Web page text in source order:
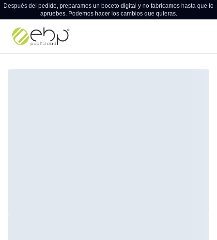
Después del pedido, preparamos un boceto digital y no fabricamos hasta que lo
apruebes. Podemos hacer los cambios que quieras.